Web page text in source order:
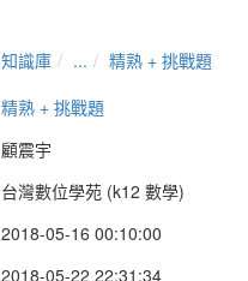
知識庫 ...
精熟 + 挑戰題
精熟 + 挑戰題
顧震宇
台灣數位學苑 (k12 數學)
2018-05-16 00:10:00
2018-05-22 22:31:34